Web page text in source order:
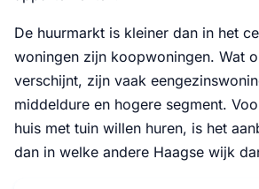
De huurmarkt is kleiner dan in het
woningen zijn koopwoningen. Wat
verschijnt, zijn vaak
middeldure en hogere segment.
huis met tuin willen huren, is het
dan in welke andere Haagse wijk